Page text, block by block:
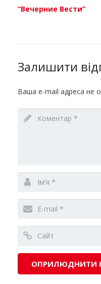
“Вечерние Вести”
Залишити
Ваша e-mail адреса не